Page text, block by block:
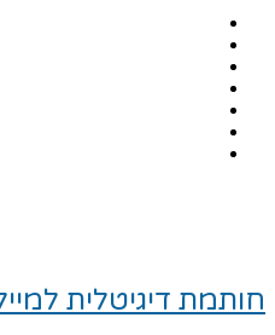
חותמת דיגיטלית